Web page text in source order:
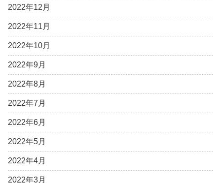
2022年12月
2022年11月
2022年10月
2022年9月
2022年8月
2022年7月
2022年6月
2022年5月
2022年4月
2022年3月